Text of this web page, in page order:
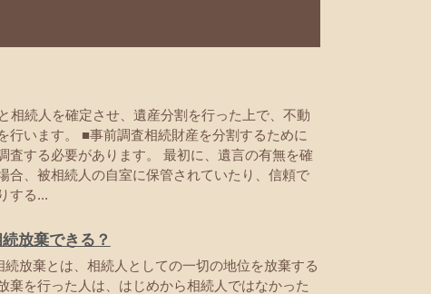
相続人を確定させ、遺産分割を行った上で、不動
行います。 ■事前調査相続財産を分割するために
査する必要があります。 最初に、遺言の有無を確
合、被相続人の自室に保管されていたり、信頼で
する...
放棄できる？
続放棄とは、相続人としての一切の地位を放棄する
棄を行った人は、はじめから相続人ではなかった